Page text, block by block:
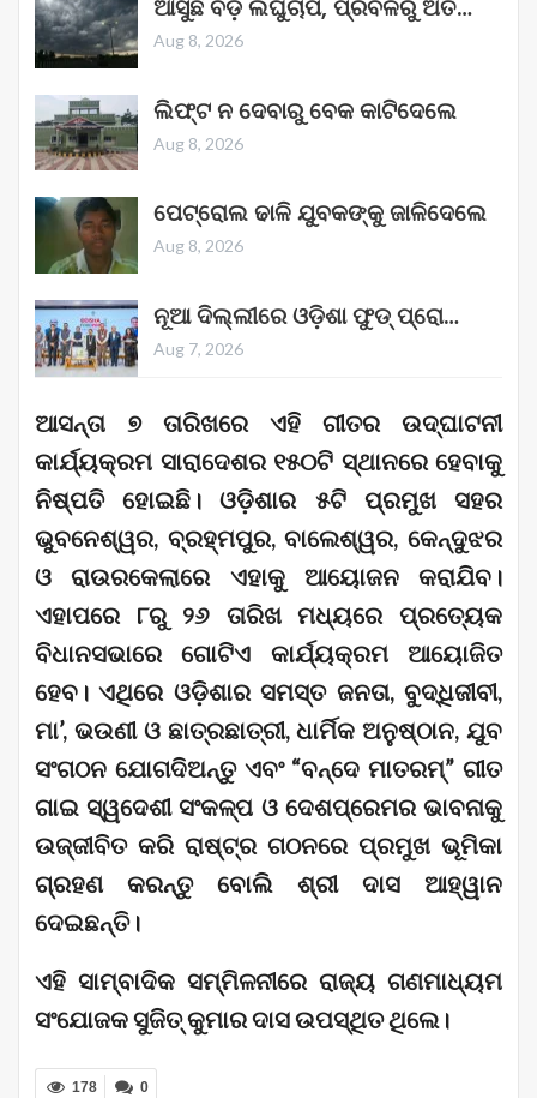
ଆସୁଛି ବଡ଼ ଲଘୁଚାପ, ପ୍ରବଳରୁ ଅତି…
Aug 8, 2026
ଲିଫ୍ଟ ନ ଦେବାରୁ ବେକ କାଟିଦେଲେ
Aug 8, 2026
ପେଟ୍ରୋଲ ଢାଳି ଯୁବକଙ୍କୁ ଜାଳିଦେଲେ
Aug 8, 2026
ନୂଆ ଦିଲ୍ଲୀରେ ଓଡ଼ିଶା ଫୁଡ୍ ପ୍ରୋ…
Aug 7, 2026
ଆସନ୍ତା ୭ ତାରିଖରେ ଏହି ଗୀତର ଉଦ୍‌ଘାଟନୀ
କାର୍ଯ୍ୟକ୍ରମ ସାରାଦେଶର ୧୫୦ଟି ସ୍ଥାନରେ ହେବାକୁ
ନିଷ୍ପତି ହୋଇଛି। ଓଡ଼ିଶାର ୫ଟି ପ୍ରମୁଖ ସହର
ଭୁବନେଶ୍ୱର, ବ୍ରହ୍ମପୁର, ବାଲେଶ୍ୱର, କେନ୍ଦୁଝର
ଓ ରାଉରକେଲାରେ ଏହାକୁ ଆୟୋଜନ କରାଯିବ।
ଏହାପରେ ୮ରୁ ୨୬ ତାରିଖ ମଧ୍ୟରେ ପ୍ରତ୍ୟେକ
ବିଧାନସଭାରେ ଗୋଟିଏ କାର୍ଯ୍ୟକ୍ରମ ଆୟୋଜିତ
ହେବ। ଏଥିରେ ଓଡ଼ିଶାର ସମସ୍ତ ଜନତା, ବୁଦ୍ଧିଜୀବୀ,
ମା’, ଭଉଣୀ ଓ ଛାତ୍ରଛାତ୍ରୀ, ଧାର୍ମିକ ଅନୁଷ୍ଠାନ, ଯୁବ
ସଂଗଠନ ଯୋଗଦିଅନ୍ତୁ ଏବଂ “ବନ୍ଦେ ମାତରମ୍‌” ଗୀତ
ଗାଇ ସ୍ୱଦେଶୀ ସଂକଳ୍ପ ଓ ଦେଶପ୍ରେମର ଭାବନାକୁ
ଉଜ୍ଜୀବିତ କରି ରାଷ୍ଟ୍ର ଗଠନରେ ପ୍ରମୁଖ ଭୂମିକା
ଗ୍ରହଣ କରନ୍ତୁ ବୋଲି ଶ୍ରୀ ଦାସ ଆହ୍ୱାନ
ଦେଇଛନ୍ତି।
ଏହି ସାମ୍ବାଦିକ ସମ୍ମିଳନୀରେ ରାଜ୍ୟ ଗଣମାଧ୍ୟମ
ସଂଯୋଜକ ସୁଜିତ୍ କୁମାର ଦାସ ଉପସ୍ଥିତ ଥିଲେ।
0
178